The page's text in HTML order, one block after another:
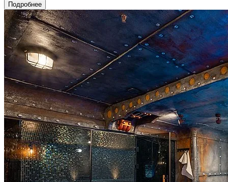
Подробнее